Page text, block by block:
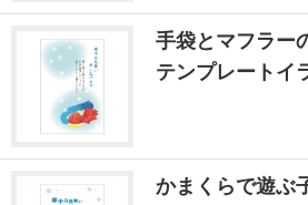
手袋とマフラー
テンプレートイ
かまくらで遊ぶ